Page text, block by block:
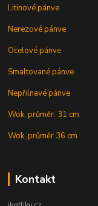
Litinové pánve
Nerezové pánve
Ocelové pánve
Smaltované pánve
Nepřilnavé pánve
Wok, průměr: 31 cm
Wok, průměr 36 cm
Kontakt